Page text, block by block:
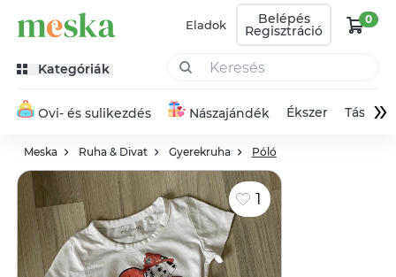
Eladok Belépés
Regisztráció
0
Kategóriák
Ovi- és sulikezdés Nászajándék Ékszer Táska»
Meska Ruha & Divat Gyerekruha Póló
1